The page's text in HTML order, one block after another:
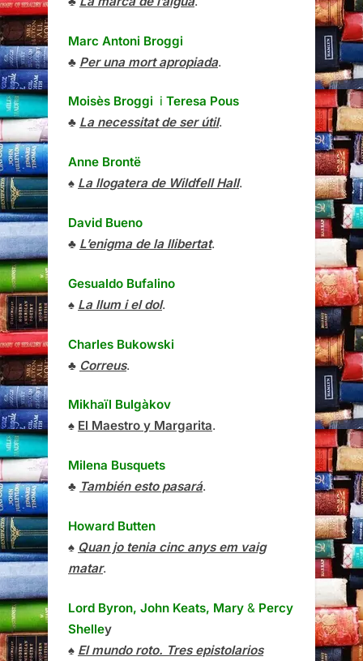
Marc Antoni Broggi
♣ Per una mort apropiada.
Moisès Broggi i Teresa Pous
♣ La necessitat de ser útil.
Anne Brontë
♠ La llogatera de Wildfell Hall.
David Bueno
♣ L’enigma de la llibertat.
Gesualdo Bufalino
♠ La llum i el dol.
Charles Bukowski
♣ Correus.
Mikhaïl Bulgàkov
♠ El Maestro y Margarita.
Milena Busquets
♣ También esto pasará.
Howard Butten
♠ Quan jo tenia cinc anys em vaig
matar.
Lord Byron, John Keats, Mary & Percy
Shelley
♠ El mundo roto. Tres epistolarios